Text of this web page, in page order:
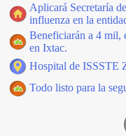
Aplicará Secretaría
influenza en la
Beneficiarán a 4 mil,
en Ixtac.
Hospital de ISSSTE
Todo listo para la